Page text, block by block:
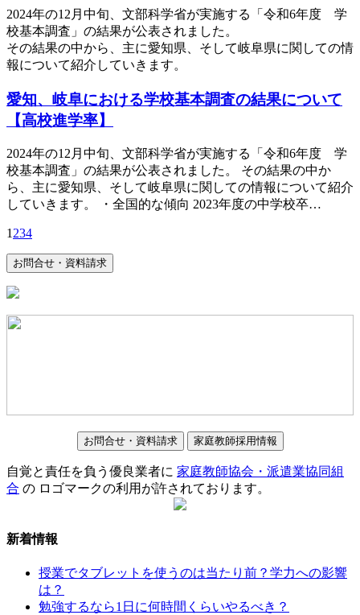
2024年の12月中旬、文部科学省が実施する「令和6年度 学
校基本調査」の結果が公表されました。
その結果の中から、主に愛知県、そして岐阜県に関しての情
報について紹介していきます。
愛知、岐阜における学校基本調査の結果について
【高校進学率】
2024年の12月中旬、文部科学省が実施する「令和6年度 学
校基本調査」の結果が公表されました。 その結果の中か
ら、主に愛知県、そして岐阜県に関しての情報について紹介
していきます。 ・全国的な傾向 2023年度の中学校卒…
1 234
お問合せ・資料請求
お問合せ・資料請求 家庭教師採用情報
自覚と責任を負う優良業者に 家庭教師協会・派遣業協同組
合 の ロゴマークの利用が許されております。
新着情報
授業でタブレットを使うのは当たり前？学力への影響
は？
勉強するなら1日に何時間くらいやるべき？